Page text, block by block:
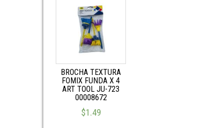
BROCHA TEXTURA
FOMIX FUNDA X 4
ART TOOL JU-723
00008672
$1.49